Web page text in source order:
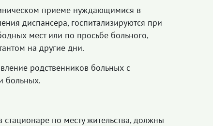
приеме нуждающимися в
диспансера, госпитализируются при
мест или по просьбе больного,
на другие дни.
родственников больных с
больных.
по месту жительства, должны